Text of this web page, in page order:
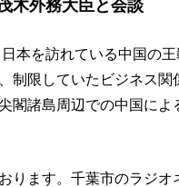
木外務大臣と会談
本を訪れている中国の
制限していたビジネス
閣諸島周辺での中国に
ります。千葉市のラジオ